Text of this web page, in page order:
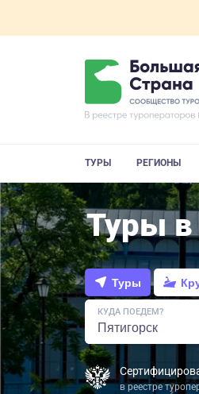
ТУРЫ РЕГИОНЫ
Туры в
Туры
КУДА ПОЕДЕМ?
в реестре